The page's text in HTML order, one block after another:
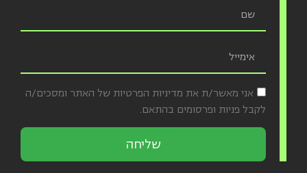
אני מאשר/ת את מדיניות הפרטיות של האתר ומסכים/ה
לקבל פניות ופרסומים בהתאם.
שליחה